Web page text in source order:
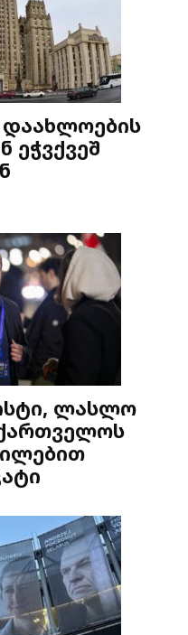
დაახლოების
ეჭვქვეშ
ლასლო